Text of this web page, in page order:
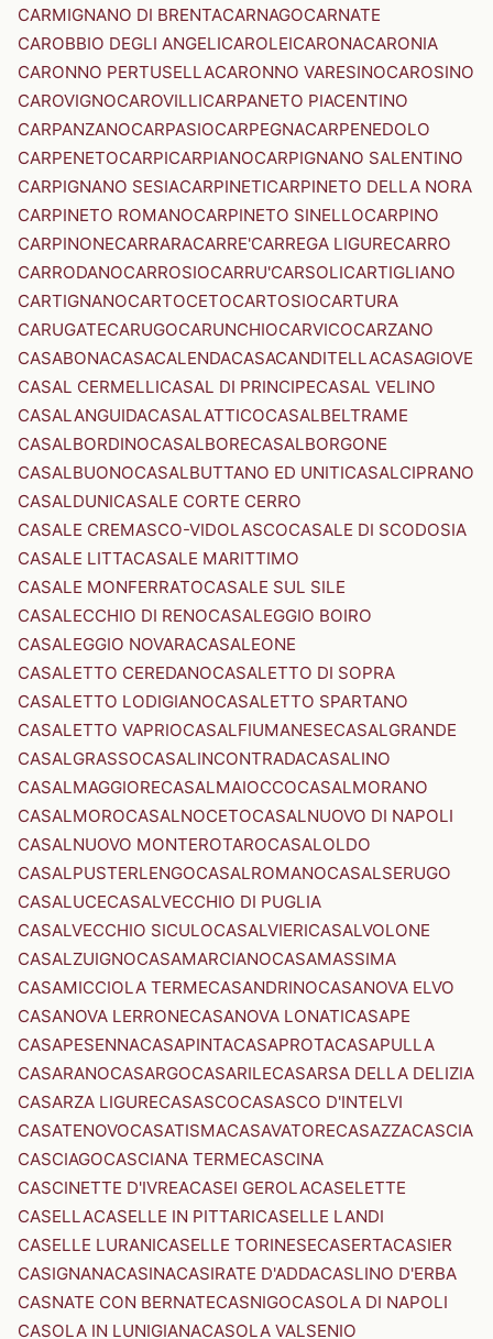
CARMIGNANO DI BRENTACARNAGOCARNATE
CAROBBIO DEGLI ANGELICAROLEICARONACARONIA
CARONNO PERTUSELLACARONNO VARESINOCAROSINO
CAROVIGNOCAROVILLICARPANETO PIACENTINO
CARPANZANOCARPASIOCARPEGNACARPENEDOLO
CARPENETOCARPICARPIANOCARPIGNANO SALENTINO
CARPIGNANO SESIACARPINETICARPINETO DELLA NORA
CARPINETO ROMANOCARPINETO SINELLOCARPINO
CARPINONECARRARACARRE'CARREGA LIGURECARRO
CARRODANOCARROSIOCARRU'CARSOLICARTIGLIANO
CARTIGNANOCARTOCETOCARTOSIOCARTURA
CARUGATECARUGOCARUNCHIOCARVICOCARZANO
CASABONACASACALENDACASACANDITELLACASAGIOVE
CASAL CERMELLICASAL DI PRINCIPECASAL VELINO
CASALANGUIDACASALATTICOCASALBELTRAME
CASALBORDINOCASALBORECASALBORGONE
CASALBUONOCASALBUTTANO ED UNITICASALCIPRANO
CASALDUNICASALE CORTE CERRO
CASALE CREMASCO-VIDOLASCOCASALE DI SCODOSIA
CASALE LITTACASALE MARITTIMO
CASALE MONFERRATOCASALE SUL SILE
CASALECCHIO DI RENOCASALEGGIO BOIRO
CASALEGGIO NOVARACASALEONE
CASALETTO CEREDANOCASALETTO DI SOPRA
CASALETTO LODIGIANOCASALETTO SPARTANO
CASALETTO VAPRIOCASALFIUMANESECASALGRANDE
CASALGRASSOCASALINCONTRADACASALINO
CASALMAGGIORECASALMAIOCCOCASALMORANO
CASALMOROCASALNOCETOCASALNUOVO DI NAPOLI
CASALNUOVO MONTEROTAROCASALOLDO
CASALPUSTERLENGOCASALROMANOCASALSERUGO
CASALUCECASALVECCHIO DI PUGLIA
CASALVECCHIO SICULOCASALVIERICASALVOLONE
CASALZUIGNOCASAMARCIANOCASAMASSIMA
CASAMICCIOLA TERMECASANDRINOCASANOVA ELVO
CASANOVA LERRONECASANOVA LONATICASAPE
CASAPESENNACASAPINTACASAPROTACASAPULLA
CASARANOCASARGOCASARILECASARSA DELLA DELIZIA
CASARZA LIGURECASASCOCASASCO D'INTELVI
CASATENOVOCASATISMACASAVATORECASAZZACASCIA
CASCIAGOCASCIANA TERMECASCINA
CASCINETTE D'IVREACASEI GEROLACASELETTE
CASELLACASELLE IN PITTARICASELLE LANDI
CASELLE LURANICASELLE TORINESECASERTACASIER
CASIGNANACASINACASIRATE D'ADDACASLINO D'ERBA
CASNATE CON BERNATECASNIGOCASOLA DI NAPOLI
CASOLA IN LUNIGIANACASOLA VALSENIO